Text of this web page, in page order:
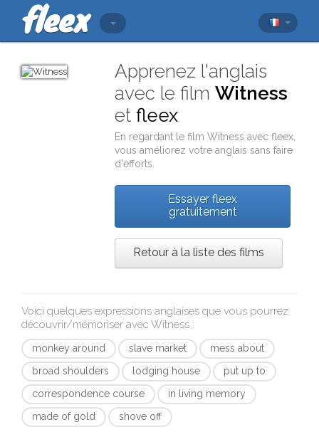
Apprenez l'anglais
avec le filmWitness
etfleex
En regardant le filmWitness avecfleex
vous améliorez votre anglais sans faire
d'efforts.
Essayer fleex
gratuitement
Retour à la liste des films
Voici quelques expressions anglaises que vous pourrez
découvrir/mémoriser avec Witness :
monkey around slave market
mess about
broad shoulders
lodging house
put up to
correspondence course
in living memory
made of gold
shove off